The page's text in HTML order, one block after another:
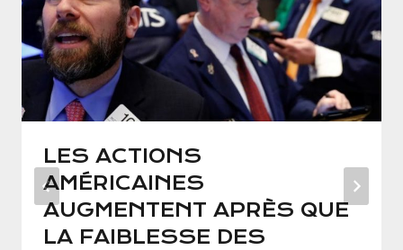
LES ACTIONS
AMÉRICAINES
AUGMENTENT APRÈS QUE
LA FAIBLESSE DES